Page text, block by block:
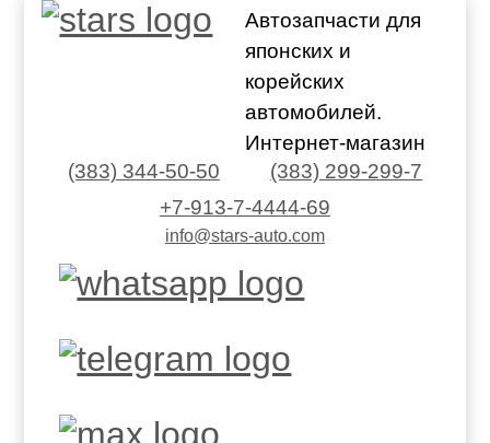
Автозапчасти для
японских и
корейских
автомобилей.
Интернет-магазин
(383) 344-50-50
(383) 299-299-7
+7-913-7-4444-69
info@stars-auto.com